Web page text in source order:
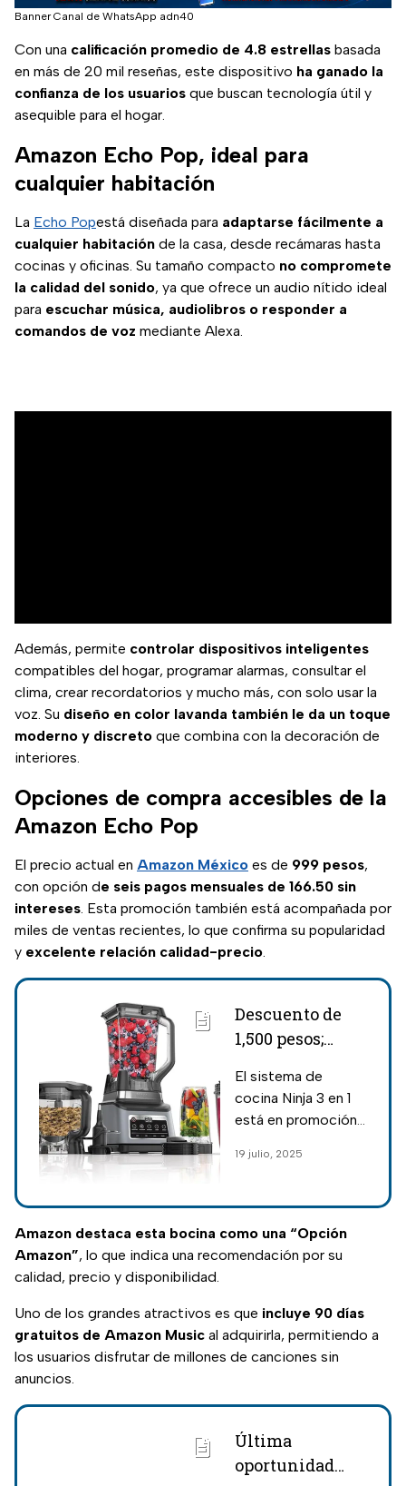
Banner Canal de WhatsApp adn40
Con una calificación promedio de 4.8 estrellas basada
en más de 20 mil reseñas, este dispositivo ha ganado la
confianza de los usuarios que buscan tecnología útil y
asequible para el hogar.
Amazon Echo Pop, ideal para
cualquier habitación
La Echo Popestá diseñada para adaptarse fácilmente a
cualquier habitación de la casa, desde recámaras hasta
cocinas y oficinas. Su tamaño compacto no compromete
la calidad del sonido, ya que ofrece un audio nítido ideal
para escuchar música, audiolibros o responder a
comandos de voz mediante Alexa.
Además, permite controlar dispositivos inteligentes
compatibles del hogar, programar alarmas, consultar el
clima, crear recordatorios y mucho más, con solo usar la
voz. Su diseño en color lavanda también le da un toque
moderno y discreto que combina con la decoración de
interiores.
Opciones de compra accesibles de la
Amazon Echo Pop
El precio actual en Amazon México es de 999 pesos,
con opción de seis pagos mensuales de 166.50 sin
intereses. Esta promoción también está acompañada por
miles de ventas recientes, lo que confirma su popularidad
y excelente relación calidad-precio.
Descuento de
1,500 pesos;
cocina Ninja
por Amazon
El sistema de
cocina Ninja 3 en 1
está en promoción
Destaca por su
versatilidad y
excelente
valoración en
19 julio, 2025
Amazon destaca esta bocina como una “Opción
Amazon”, lo que indica una recomendación por su
calidad, precio y disponibilidad.
Uno de los grandes atractivos es que incluye 90 días
gratuitos de Amazon Music al adquirirla, permitiendo a
los usuarios disfrutar de millones de canciones sin
anuncios.
Última
oportunidad